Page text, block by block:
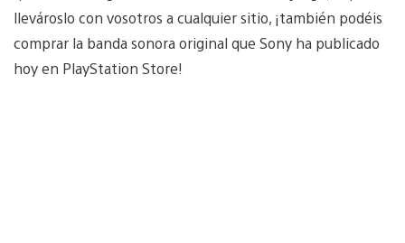
llevároslo con vosotros a cualquier sitio, ¡también podéis
comprar la banda sonora original que Sony ha publicado
hoy en PlayStation Store!